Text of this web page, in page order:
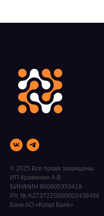
© 2025 Все права защищены
ИП Кравченко А.В.
БИН/ИИН 860605350419
Р/с № KZ73722S000002438466
Банк АО «Kaspi Bank»